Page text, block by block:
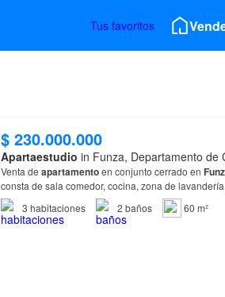
Tus favoritos
$ 230.000.000
Apartaestudio in Funza, Departamento de
Venta de apartamentoen conjunto cerrado en
consta de sala comedor, cocina, zona de
3 habitaciones 2 baños 60 m²